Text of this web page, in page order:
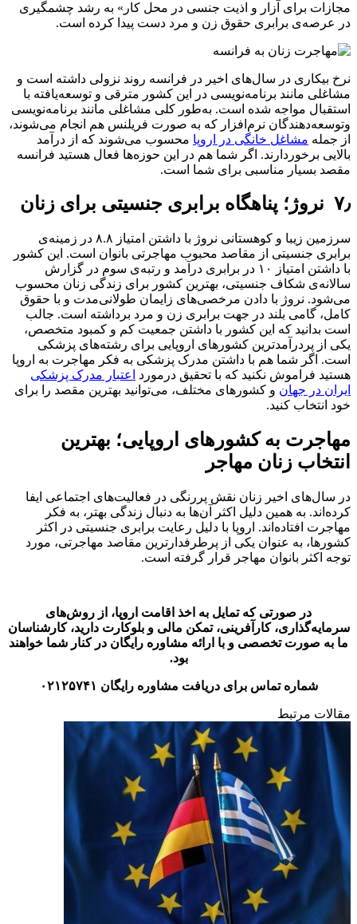
مجازات برای آزار و اذیت جنسی در محل کار» به رشد چشمگیری
در عرصه‌ی برابری حقوق زن و مرد دست پیدا کرده است.
نرخ بیکاری در سال‌های اخیر در فرانسه روند نزولی داشته است و
مشاغلی مانند برنامه‌نویسی در این کشور مترقی و توسعه‌یافته با
استقبال مواجه شده‌ است. به‌طور کلی مشاغلی مانند برنامه‌نویسی
وتوسعه‌دهندگان نرم‌افزار که به صورت فریلنس هم انجام می‌شوند،
از جمله مشاغل خانگی در اروپا محسوب می‌شوند که از درآمد
بالایی برخوردارند. اگر شما هم در این حوزه‌ها فعال هستید فرانسه
مقصد بسیار مناسبی برای شما است.
۷٫ نروژ؛ پناهگاه برابری جنسیتی برای زنان
سرزمین زیبا و کوهستانی نروژ با داشتن امتیاز ۸.۸ در زمینه‌ی
برابری جنسیتی از مقاصد محبوب مهاجرتی بانوان است. این کشور
با داشتن امتیاز ۱۰ در برابری درآمد و رتبه‌ی سوم در گزارش
سالانه‌ی شکاف جنسیتی، بهترین کشور برای زندگی زنان محسوب
می‌شود. نروژ با دادن مرخصی‌های زایمان طولانی‌مدت و با حقوق
کامل، گامی بلند در جهت برابری زن و مرد برداشته است. جالب
است بدانید که این کشور با داشتن جمعیت کم و کمبود متخصص،
یکی از پردرآمدترین کشورهای اروپایی برای رشته‌های پزشکی
است. اگر شما هم با داشتن مدرک پزشکی به فکر مهاجرت به اروپا
هستید فراموش نکنید که با تحقیق درمورد
اعتبار مدرک پزشکی
ایران در جهان و کشورهای مختلف، می‌توانید بهترین مقصد را برای
خود انتخاب کنید.
مهاجرت به کشورهای اروپایی؛ بهترین
انتخاب زنان مهاجر
در سال‌های اخیر زنان نقش پررنگی در فعالیت‌های اجتماعی ایفا
کرده‌اند. به همین دلیل اکثر آن‌ها به دنبال زندگی بهتر، به فکر
مهاجرت افتاده‌اند. اروپا با دلیل رعایت برابری جنسیتی در اکثر
کشورها، به عنوان یکی از پرطرفدارترین مقاصد مهاجرتی، مورد
توجه اکثر بانوان مهاجر قرار گرفته است.
در صورتی که تمایل به اخذ اقامت اروپا، از روش‌های
سرمایه‌گذاری، کارآفرینی، تمکن مالی و بلوکارت دارید، کارشناسان
ما به صورت تخصصی و با ارائه مشاوره رایگان در کنار شما خواهند
بود.
شماره تماس برای دریافت مشاوره رایگان ۰۲۱۲۵۷۴۱
مقالات مرتبط